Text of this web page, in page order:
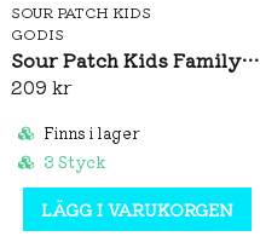
SOUR PATCH KIDS
GODIS
Sour Patch Kids Family Size 816g
209 kr
Finns i lager
3 Styck
LÄGG I VARUKORGEN